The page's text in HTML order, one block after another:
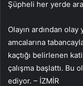
Şüpheli her yerde
Olayın ardından
amcalarına
kaçtığı belirlenen
çalışma başlattı. Bu
ediyor. – İZMİR